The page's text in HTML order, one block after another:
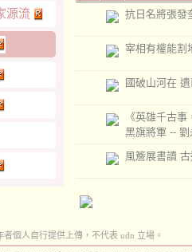
源流
抗日名將張發
宰相有權能割
國破山河在
《英雄千古事
黑旗將軍 -- 劉
風簷展書讀
個人自行提供上傳，不代表 udn 立場。